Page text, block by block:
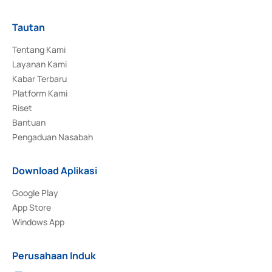
Tautan
Tentang Kami
Layanan Kami
Kabar Terbaru
Platform Kami
Riset
Bantuan
Pengaduan Nasabah
Download Aplikasi
Google Play
App Store
Windows App
Perusahaan Induk